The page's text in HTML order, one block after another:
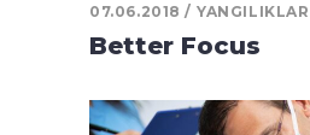
07.06.2018 YANGILIKLAR
Better Focus